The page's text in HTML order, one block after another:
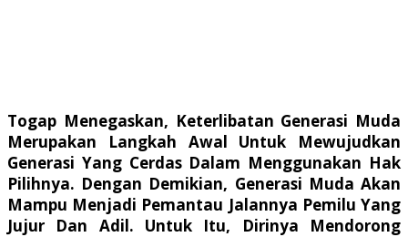
Togap Menegaskan, Keterlibatan Generasi Muda
Merupakan Langkah Awal Untuk Mewujudkan
Generasi Yang Cerdas Dalam Menggunakan Hak
Pilihnya. Dengan Demikian, Generasi Muda Akan
Mampu Menjadi Pemantau Jalannya Pemilu Yang
Jujur Dan Adil. Untuk Itu, Dirinya Mendorong